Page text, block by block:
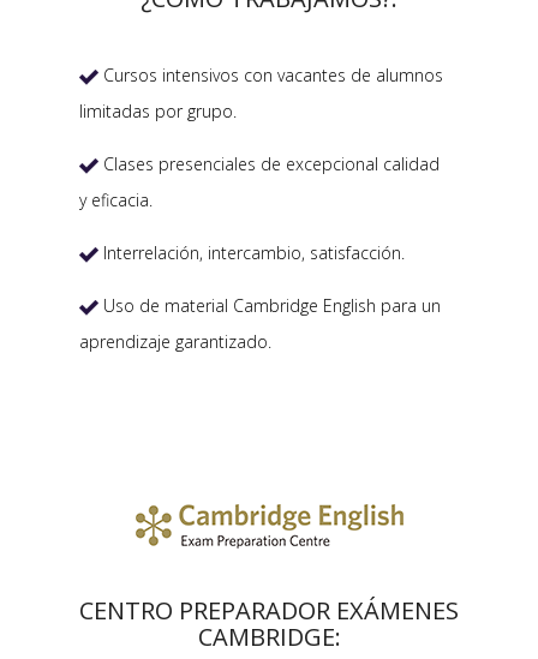
 Cursos intensivos con vacantes de alumnos
limitadas por grupo.
 Clases presenciales de excepcional calidad
y eficacia.
 Interrelación, intercambio, satisfacción.
 Uso de material Cambridge English para un
aprendizaje garantizado.
CENTRO PREPARADOR EXÁMENES
CAMBRIDGE: